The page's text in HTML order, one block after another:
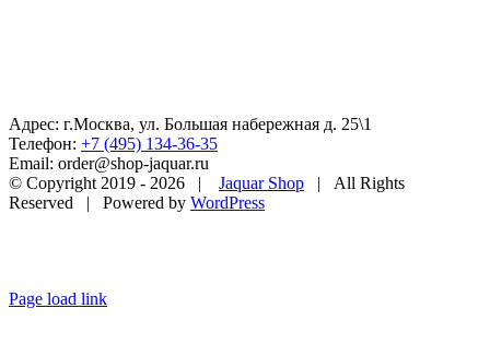
Адрес: г.Москва, ул. Большая набережная д. 25\1
Телефон: +7 (495) 134-36-35
Email: order@shop-jaquar.ru
© Copyright 2019 - 2026 | Jaquar Shop | All Rights
Reserved | Powered by WordPress
Page load link